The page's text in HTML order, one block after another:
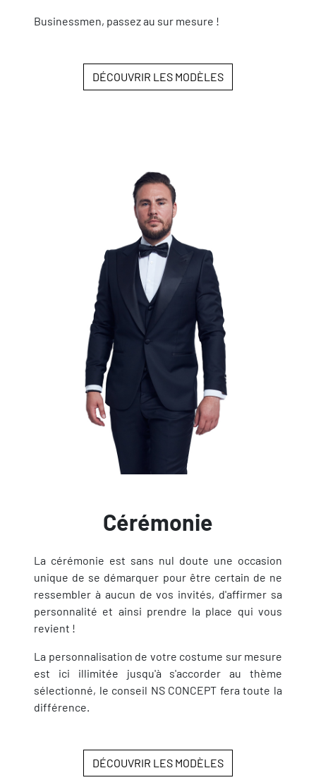
Businessmen, passez au sur mesure !
DÉCOUVRIR LES MODÈLES
Cérémonie
La cérémonie est sans nul doute une occasion
unique de se démarquer pour être certain de ne
ressembler à aucun de vos invités, d'affirmer sa
personnalité et ainsi prendre la place qui vous
revient !
La personnalisation de votre costume sur mesure
est ici illimitée jusqu'à s'accorder au thème
sélectionné, le conseil NS CONCEPT fera toute la
différence.
DÉCOUVRIR LES MODÈLES